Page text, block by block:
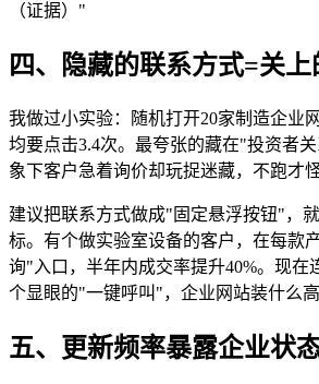
（证据）"
四、隐藏的联系方式=关上
我做过小实验：随机打开20家制造企业
均要点击3.4次。最夸张的藏在"投资者
象下客户急着询价却玩捉迷藏，不跑才怪
建议把联系方式做成"固定悬浮按钮"，
标。有个做实验室设备的客户，在每款
询"入口，半年内成交率提升40%。现在
个显眼的"一键呼叫"，企业网站装什么高
五、更新频率暴露企业状